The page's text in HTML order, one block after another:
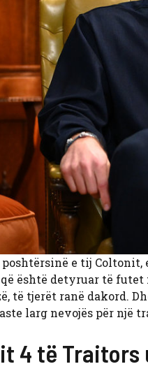
e tij
është detyruar të futet
të tjerët ranë dakord.
larg nevojës për një
4 të